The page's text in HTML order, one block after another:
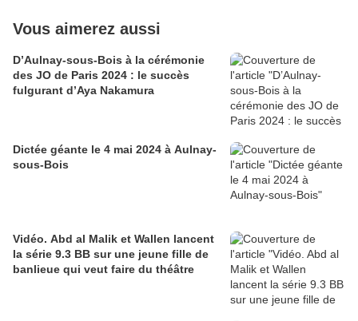
Vous aimerez aussi
D’Aulnay-sous-Bois à la cérémonie
des JO de Paris 2024 : le succès
fulgurant d’Aya Nakamura
Dictée géante le 4 mai 2024 à Aulnay-
sous-Bois
Vidéo. Abd al Malik et Wallen lancent
la série 9.3 BB sur une jeune fille de
banlieue qui veut faire du théâtre